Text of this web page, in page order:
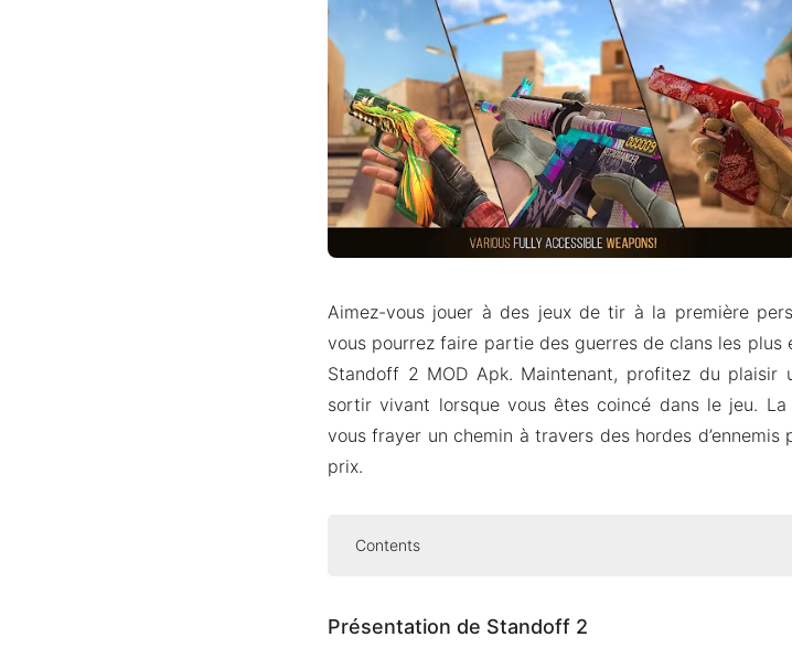
Aimez-vous jouer à des jeux de tir à la première
vous pourrez faire partie des guerres de clans les plus
Standoff 2 MOD Apk. Maintenant, profitez du
sortir vivant lorsque vous êtes coincé dans le jeu.
vous frayer un chemin à travers des hordes
prix.
Contents
Une grande quantité de contenu
Présentation de Standoff 2